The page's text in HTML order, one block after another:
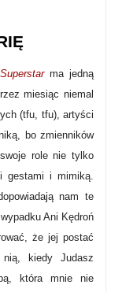
ma jedną
miesiąc niemal
(tfu, tfu), artyści
bo zmienników
role nie tylko
gestami i mimiką.
nam te
Ani Kędroń
że jej postać
nią, kiedy Judasz
która mnie nie